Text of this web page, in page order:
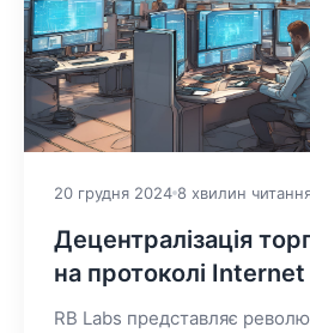
20 грудня 2024 8 хвилин
Децентралізація
на протоколі
RB Labs представляє